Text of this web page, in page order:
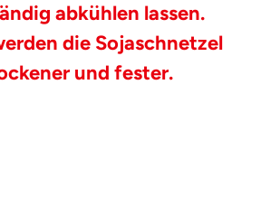
abkühlen lassen.
die Sojaschnetzel
und fester.